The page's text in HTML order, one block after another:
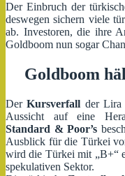
Der Einbruch der
deswegen sichern viele
ab. Investoren, die ihre
Goldboom nun sogar
Goldboom
DerKursverfall der Lira
Aussicht auf eine
Standard & Poor’s
Ausblick für die Türkei
wird die Türkei mit „B+“
spekulativen Sektor.